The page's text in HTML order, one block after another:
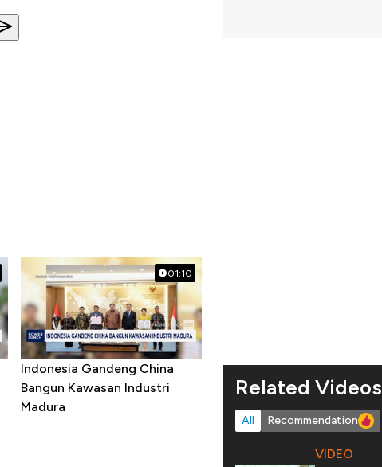
01:10
Indonesia Gandeng China
Bangun Kawasan Industri
Madura
Related Videos
All Recommendation
VIDEO